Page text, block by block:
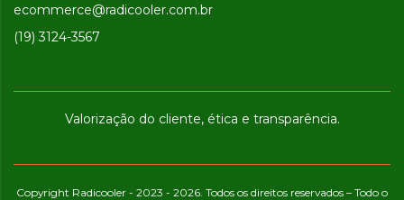
ecommerce@radicooler.com.br
(19) 3124-3567
Valorização do cliente, ética e transparência.
Copyright Radicooler - 2023 - 2026. Todos os direitos reservados – Todo o